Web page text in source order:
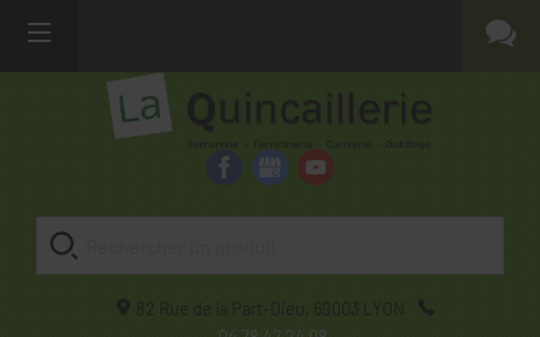
82 Rue de la Part-Dieu, 69003
LYON